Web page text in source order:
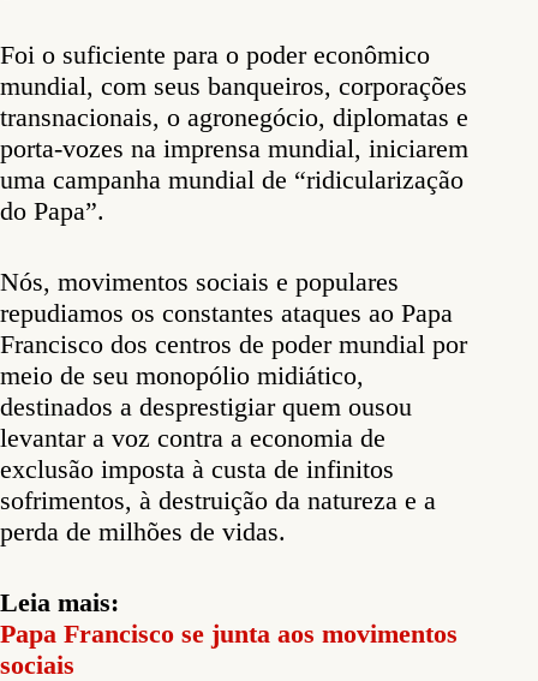
Foi o suficiente para o poder econômico
mundial, com seus banqueiros, corporações
transnacionais, o agronegócio, diplomatas e
porta-vozes na imprensa mundial, iniciarem
uma campanha mundial de “ridicularização
do Papa”.
Nós, movimentos sociais e populares
repudiamos os constantes ataques ao Papa
Francisco dos centros de poder mundial por
meio de seu monopólio midiático,
destinados a desprestigiar quem ousou
levantar a voz contra a economia de
exclusão imposta à custa de infinitos
sofrimentos, à destruição da natureza e a
perda de milhões de vidas.
Leia mais:
Papa Francisco se junta aos movimentos
sociais